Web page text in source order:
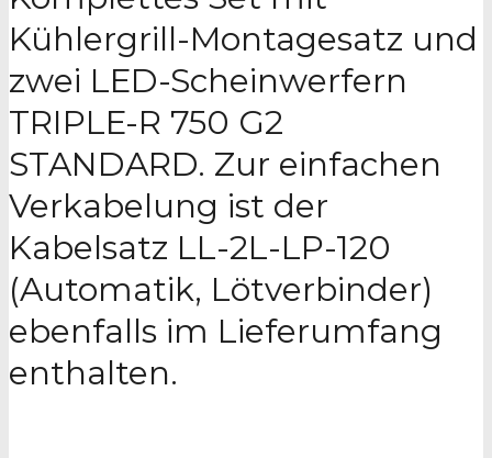
Kühlergrill-Montagesatz und
zwei LED-Scheinwerfern
TRIPLE-R 750 G2
STANDARD. Zur einfachen
Verkabelung ist der
Kabelsatz LL-2L-LP-120
(Automatik, Lötverbinder)
ebenfalls im Lieferumfang
enthalten.